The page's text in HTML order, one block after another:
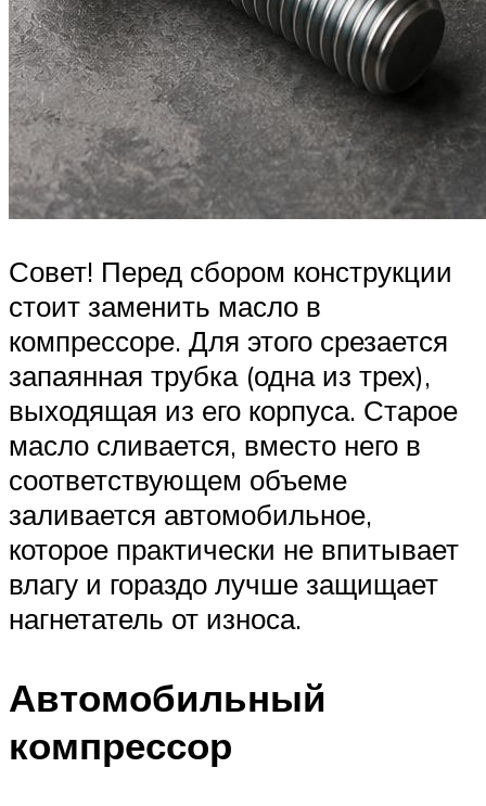
Совет! Перед сбором конструкции
стоит заменить масло в
компрессоре. Для этого срезается
запаянная трубка (одна из трех),
выходящая из его корпуса. Старое
масло сливается, вместо него в
соответствующем объеме
заливается автомобильное,
которое практически не впитывает
влагу и гораздо лучше защищает
нагнетатель от износа.
Автомобильный
компрессор